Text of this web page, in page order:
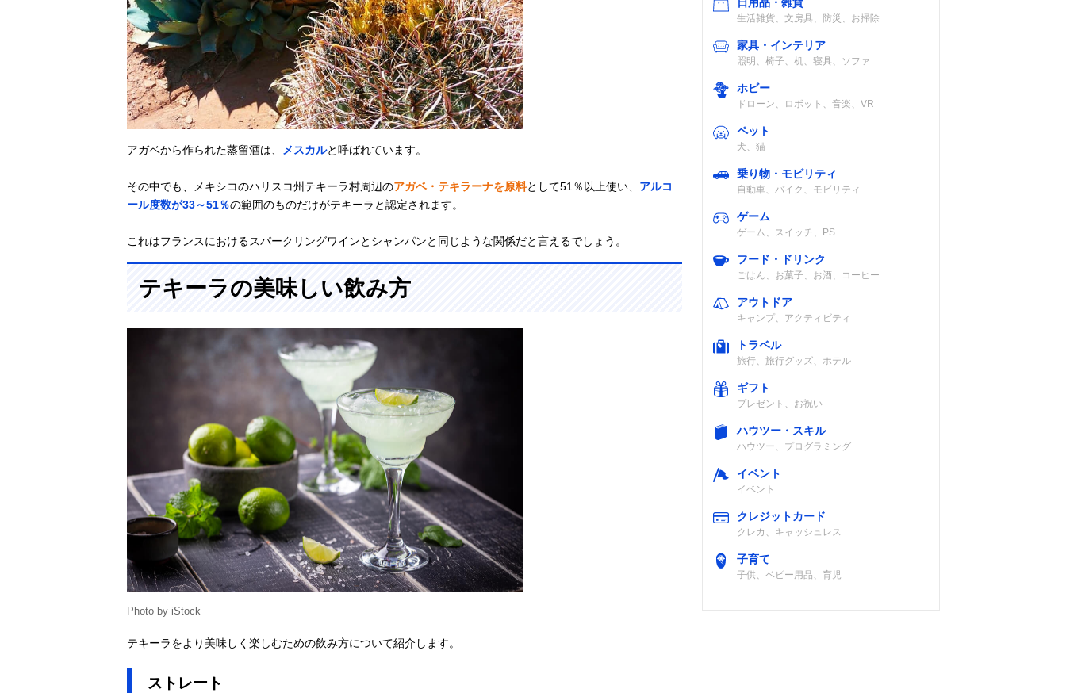
アガベから作られた蒸留酒は、 メスカルと呼ばれています。
その中でも、メキシコのハリスコ州テキーラ村周辺のアガベ・テキラーナを原料として51％以上使い、 アルコ
ール度数が33～51％の範囲のものだけがテキーラと認定されます。
これはフランスにおけるスパークリングワインとシャンパンと同じような関係だと言えるでしょう。
テキーラの美味しい飲み方
Photo by iStock
テキーラをより美味しく楽しむための飲み方について紹介します。
ストレート
日用品・雑貨
生活雑貨、文房具、防災、お掃除
家具・インテリア
照明、椅子、机、寝具、ソファ
ホビー
ドローン、ロボット、音楽、VR
ペット
犬、猫
乗り物・モビリティ
自動車、バイク、モビリティ
ゲーム
ゲーム、スイッチ、PS
フード・ドリンク
ごはん、お菓子、お酒、コーヒー
アウトドア
キャンプ、アクティビティ
トラベル
旅行、旅行グッズ、ホテル
ギフト
プレゼント、お祝い
ハウツー・スキル
ハウツー、プログラミング
イベント
イベント
クレジットカード
クレカ、キャッシュレス
子育て
子供、ベビー用品、育児